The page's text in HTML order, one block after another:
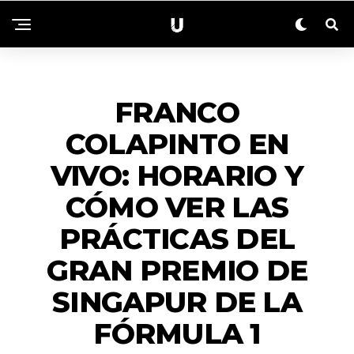
FRANCO
COLAPINTO EN
VIVO: HORARIO Y
CÓMO VER LAS
PRÁCTICAS DEL
GRAN PREMIO DE
SINGAPUR DE LA
FÓRMULA 1